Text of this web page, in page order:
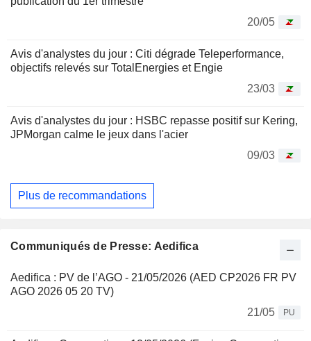
20/05
Avis d'analystes du jour : Citi dégrade Teleperformance,
objectifs relevés sur TotalEnergies et Engie
23/03
Avis d'analystes du jour : HSBC repasse positif sur Kering,
JPMorgan calme le jeux dans l'acier
09/03
Plus de recommandations
Communiqués de Presse: Aedifica
Aedifica : PV de l’AGO - 21/05/2026 (AED CP2026 FR PV
AGO 2026 05 20 TV)
21/05
PU